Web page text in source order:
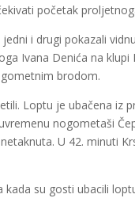
početak
i drugi pokazali
Ivana Denića na
brodom.
Loptu je ubačena iz
nogometaši
U 42. minuti
su gosti ubacili